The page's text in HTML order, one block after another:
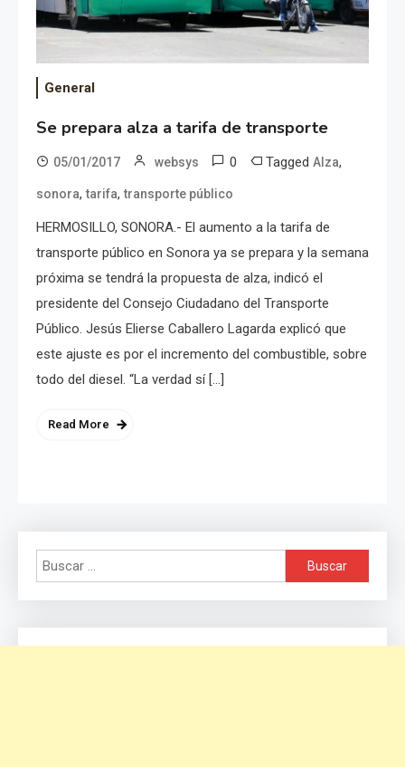
General
Se prepara alza a tarifa de transporte
05/01/2017 websys 0 Tagged Alza,
sonora,tarifa,transporte público
HERMOSILLO, SONORA.- El aumento a la tarifa de
transporte público en Sonora ya se prepara y la semana
próxima se tendrá la propuesta de alza, indicó el
presidente del Consejo Ciudadano del Transporte
Público. Jesús Elierse Caballero Lagarda explicó que
este ajuste es por el incremento del combustible, sobre
todo del diesel. “La verdad sí […]
Read More
Buscar: